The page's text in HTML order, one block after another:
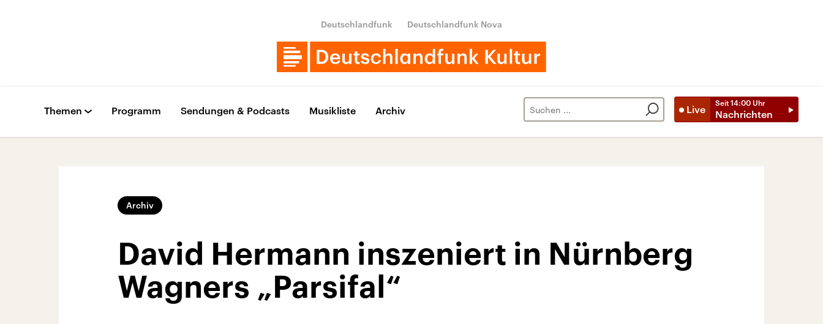
Deutschlandfunk Deutschlandfunk Nova
Live
Seit 14:00 Uhr
Nachrichten
Themen Programm Sendungen & Podcasts Musikliste Archiv
Archiv
David Hermann inszeniert in Nürnberg
Wagners „Parsifal“